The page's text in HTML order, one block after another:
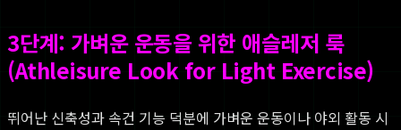
3단계: 가벼운 운동을 위한 애슬레저 룩
(Athleisure Look for Light Exercise)
뛰어난 신축성과 속건 기능 덕분에 가벼운 운동이나 야외 활동 시